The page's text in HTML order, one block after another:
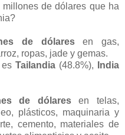
de dólares que ha
de dólaresen gas,
ropas, jade y gemas.
Tailandia(48.8%),
India
de dólaresen telas,
plásticos, maquinaria y
cemento, materiales de